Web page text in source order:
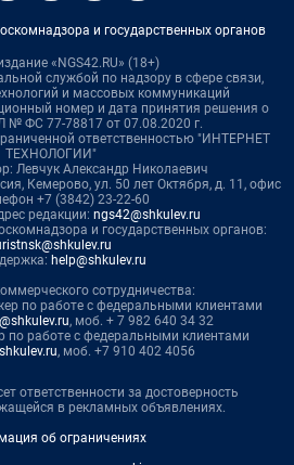
и государственных органов
«NGS42.RU» (18+)
службой по надзору в сфере связи,
и массовых коммуникаций
номер и дата принятия решения о
№ ФС 77-78817 от 07.08.2020 г.
ответственностью "ИНТЕРНЕТ
ТЕХНОЛОГИИ"
Левчук Александр Николаевич
Кемерово, ул. 50 лет Октября, д. 11, офис
+7 (3842) 23-22-60
редакции: ngs42@shkulev.ru
и государственных органов:
help@shkulev.ru
сотрудничества:
по работе с федеральными клиентами
, моб. + 7 982 640 34 32
по работе с федеральными клиентами
, моб. +7 910 402 4056
ответственности за достоверность
в рекламных объявлениях.
об ограничениях